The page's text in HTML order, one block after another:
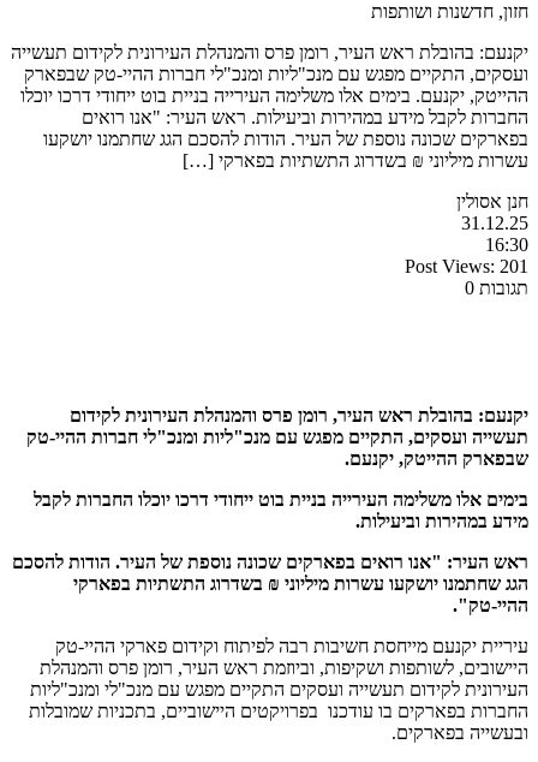
חזון, חדשנות ושותפות
יקנעם: בהובלת ראש העיר, רומן פרס והמנהלת העירונית לקידום תעשייה
ועסקים, התקיים מפגש עם מנכ"ליות ומנכ"לי חברות ההיי-טק שבפארק
ההייטק, יקנעם. בימים אלו משלימה העירייה בניית בוט ייחודי דרכו יוכלו
החברות לקבל מידע במהירות וביעילות. ראש העיר: "אנו רואים
בפארקים שכונה נוספת של העיר. הודות להסכם הגג שחתמנו יושקעו
עשרות מיליוני ₪ בשדרוג התשתיות בפארקי […]
חנן אסולין
31.12.25
16:30
Post Views: 201
תגובות 0
יקנעם: בהובלת ראש העיר, רומן פרס והמנהלת העירונית לקידום
תעשייה ועסקים, התקיים מפגש עם מנכ"ליות ומנכ"לי חברות ההיי-טק
שבפארק ההייטק, יקנעם.
בימים אלו משלימה העירייה בניית בוט ייחודי דרכו יוכלו החברות לקבל
מידע במהירות וביעילות.
ראש העיר: "אנו רואים בפארקים שכונה נוספת של העיר. הודות להסכם
הגג שחתמנו יושקעו עשרות מיליוני ₪ בשדרוג התשתיות בפארקי
ההיי-טק".
עיריית יקנעם מייחסת חשיבות רבה לפיתוח וקידום פארקי ההיי-טק
היישובים, לשותפות ושקיפות, וביוזמת ראש העיר, רומן פרס והמנהלת
העירונית לקידום תעשייה ועסקים התקיים מפגש עם מנכ"לי ומנכ"ליות
החברות בפארקים בו עודכנו בפרויקטים היישוביים, בתכניות שמובלות
ובעשייה בפארקים.